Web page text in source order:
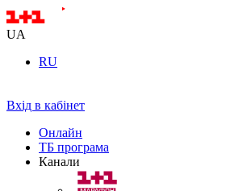
UA
RU
Вхід в кабінет
Онлайн
ТБ програма
Канали